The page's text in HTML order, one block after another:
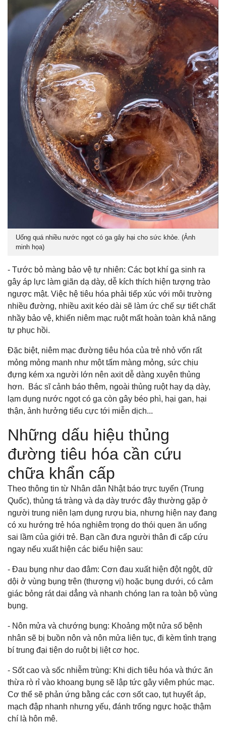
Uống quá nhiều nước ngọt có ga gây hại cho sức khỏe. (Ảnh
minh họa)
- Tước bỏ màng bảo vệ tự nhiên: Các bọt khí ga sinh ra
gây áp lực làm giãn dạ dày, dễ kích thích hiện tượng trào
ngược mật. Việc hệ tiêu hóa phải tiếp xúc với môi trường
nhiều đường, nhiều axit kéo dài sẽ làm ức chế sự tiết chất
nhầy bảo vệ, khiến niêm mạc ruột mất hoàn toàn khả năng
tự phục hồi.
Đặc biệt, niêm mạc đường tiêu hóa của trẻ nhỏ vốn rất
mỏng mỏng manh như một tấm màng mỏng, sức chịu
đựng kém xa người lớn nên axit dễ dàng xuyên thủng
hơn. Bác sĩ cảnh báo thêm, ngoài thủng ruột hay dạ dày,
lạm dụng nước ngọt có ga còn gây béo phì, hại gan, hại
thận, ảnh hưởng tiểu cực tới miễn dịch...
Những dấu hiệu thủng
đường tiêu hóa cần cứu
chữa khẩn cấp
Theo thông tin từ Nhân dân Nhật báo trực tuyến (Trung
Quốc), thủng tá tràng và dạ dày trước đây thường gặp ở
người trung niên lạm dụng rượu bia, nhưng hiện nay đang
có xu hướng trẻ hóa nghiêm trọng do thói quen ăn uống
sai lầm của giới trẻ. Bạn cần đưa người thân đi cấp cứu
ngay nếu xuất hiện các biểu hiện sau:
- Đau bụng như dao đâm: Cơn đau xuất hiện đột ngột, dữ
dội ở vùng bụng trên (thượng vị) hoặc bụng dưới, có cảm
giác bỏng rát dai dẳng và nhanh chóng lan ra toàn bộ vùng
bụng.
- Nôn mửa và chướng bụng: Khoảng một nửa số bệnh
nhân sẽ bị buồn nôn và nôn mửa liên tục, đi kèm tình trạng
bí trung đại tiện do ruột bị liệt cơ học.
- Sốt cao và sốc nhiễm trùng: Khi dịch tiêu hóa và thức ăn
thừa rò rỉ vào khoang bụng sẽ lập tức gây viêm phúc mạc.
Cơ thể sẽ phản ứng bằng các cơn sốt cao, tụt huyết áp,
mạch đập nhanh nhưng yếu, đánh trống ngực hoặc thậm
chí là hôn mê.